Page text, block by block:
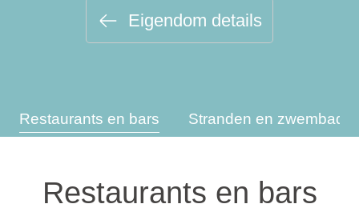
Vakantietypes
Merken
Blogi
Eigendom details
Restaurants en bars Stranden en
Restaurants en bars